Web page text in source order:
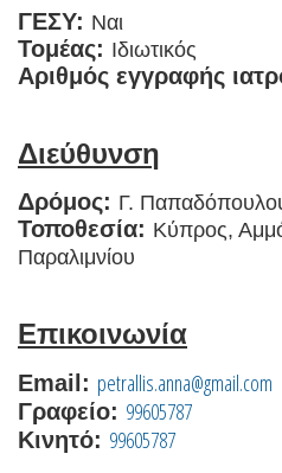
ΓΕΣΥ: Ναι
Τομέας: Ιδιωτικός
Αριθμός εγγραφής
Διεύθυνση
Δρόμος: Γ.
Τοποθεσία: Κύπρος,
Παραλιμνίου
Επικοινωνία
Email: petrallis.anna@gmail.com
Γραφείο: 99605787
Κινητό: 99605787